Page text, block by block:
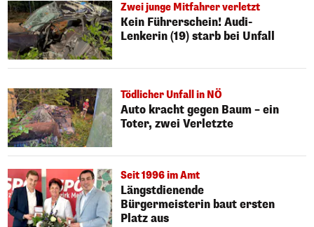
Zwei junge Mitfahrer verletzt
Kein Führerschein! Audi-
Lenkerin (19) starb bei Unfall
Tödlicher Unfall in NÖ
Auto kracht gegen Baum – ein
Toter, zwei Verletzte
Seit 1996 im Amt
Längstdienende
Bürgermeisterin baut ersten
Platz aus